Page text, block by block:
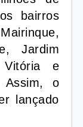
bairros
Jardim
Vitória e
Assim, o
lançado